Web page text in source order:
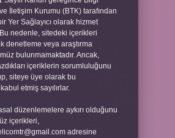
İletişim Kurumu (BTK) tarafından
Yer Sağlayıcı olarak hizmet
nedenle, sitedeki içerikleri
denetleme veya araştırma
bulunmamaktadır. Ancak,
içeriklerin sorumluluğunu
siteye üye olarak bu
etmiş sayılırlar.
düzenlemelere aykırı olduğunu
içerikleri,
adresine